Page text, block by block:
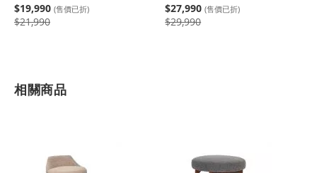
$19,990 (售價已折)
$21,990
$27,990 (售價已折)
$29,990
相關商品